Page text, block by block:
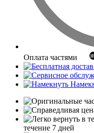
Оплата частями
течение 7 дней